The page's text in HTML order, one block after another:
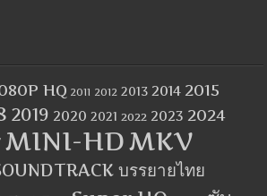
HQ 2011 2012 2013 2014 2015
2019 2020 2021 2022 2023 2024
MINI-HDMKV
บรรยายไทย